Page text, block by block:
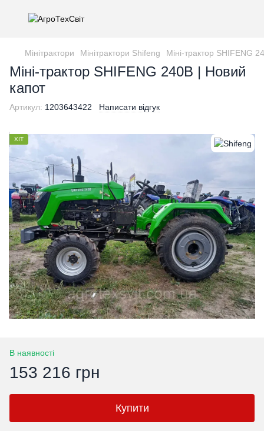
Мінітрактори Мінітрактори Shifeng Міні-трактор SHIFENG
Міні-трактор SHIFENG 240B | Новий
капот
Артикул: 1203643422 Написати відгук
ХІТ
В наявності
153 216 грн
Купити